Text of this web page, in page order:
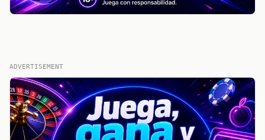
ADVERTISEMENT